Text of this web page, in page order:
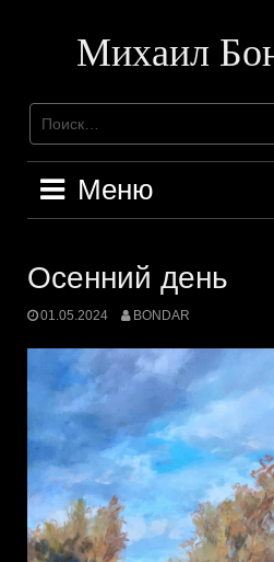
содержимомуМихаил
Меню
Осенний день
01.05.2024 BONDAR